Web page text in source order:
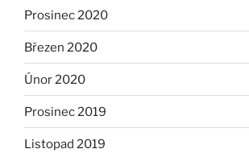
Prosinec 2020
Březen 2020
Únor 2020
Prosinec 2019
Listopad 2019